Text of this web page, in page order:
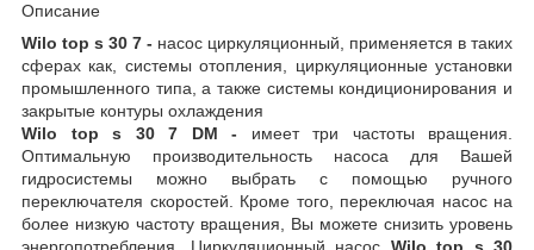
Описание
Wilo top s 30 7 - насос циркуляционный, применяется в таких
сферах как, системы отопления, циркуляционные установки
промышленного типа, а также системы кондиционирования и
закрытые контуры охлаждения
Wilo top s 30 7 DM - имеет три частоты вращения.
Оптимальную производительность насоса для Вашей
гидросистемы можно выбрать с помощью ручного
переключателя скоростей. Кроме того, переключая насос на
более низкую частоту вращения, Вы можете снизить уровень